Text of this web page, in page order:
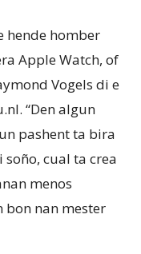
hende homber
Apple Watch, of
Vogels di e
“Den algun
pashent ta bira
cual ta crea
menos
bon nan mester